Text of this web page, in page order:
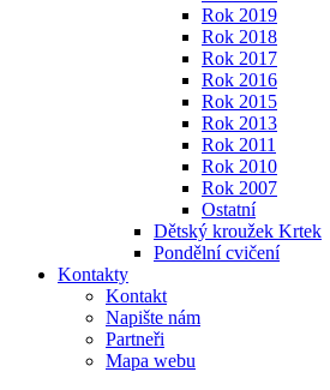
Rok 2019
Rok 2018
Rok 2017
Rok 2016
Rok 2015
Rok 2013
Rok 2011
Rok 2010
Rok 2007
Ostatní
Dětský kroužek Krtek
Pondělní cvičení
Kontakty
Kontakt
Napište nám
Partneři
Mapa webu